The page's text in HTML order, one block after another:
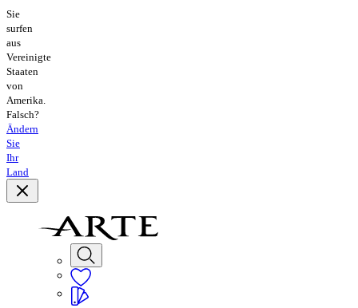
Sie
surfen
aus
Vereinigte
Staaten
von
Amerika.
Falsch?
Ändern
Sie
Ihr
Land